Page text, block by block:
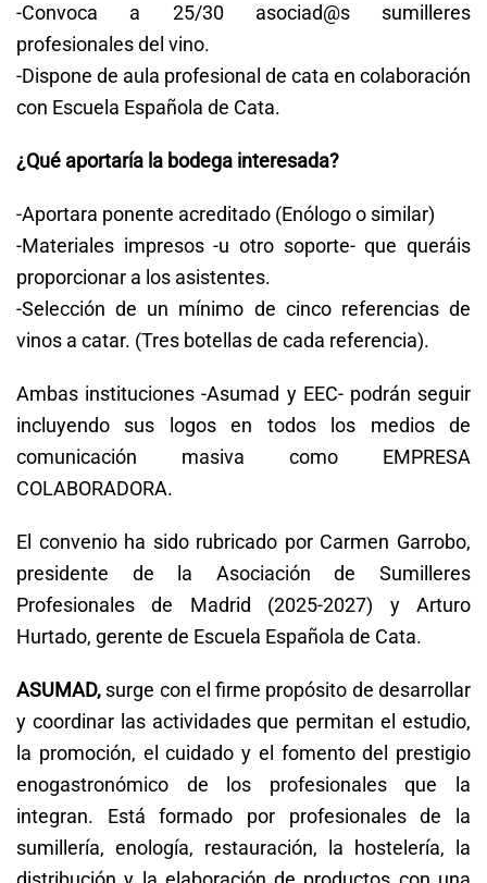
-Convoca a 25/30 asociad@s sumilleres
profesionales del vino.
-Dispone de aula profesional de cata en colaboración
con Escuela Española de Cata.
¿Qué aportaría la bodega interesada?
-Aportara ponente acreditado (Enólogo o similar)
-Materiales impresos -u otro soporte- que queráis
proporcionar a los asistentes.
-Selección de un mínimo de cinco referencias de
vinos a catar. (Tres botellas de cada referencia).
Ambas instituciones -Asumad y EEC- podrán seguir
incluyendo sus logos en todos los medios de
comunicación masiva como EMPRESA
COLABORADORA.
El convenio ha sido rubricado por Carmen Garrobo,
presidente de la Asociación de Sumilleres
Profesionales de Madrid (2025-2027) y Arturo
Hurtado, gerente de Escuela Española de Cata.
ASUMAD, surge con el firme propósito de desarrollar
y coordinar las actividades que permitan el estudio,
la promoción, el cuidado y el fomento del prestigio
enogastronómico de los profesionales que la
integran. Está formado por profesionales de la
sumillería, enología, restauración, la hostelería, la